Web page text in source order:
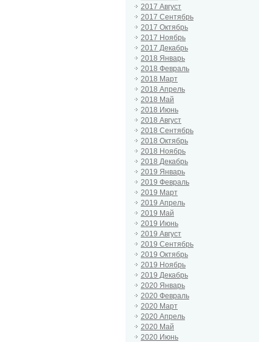
2017 Август
2017 Сентябрь
2017 Октябрь
2017 Ноябрь
2017 Декабрь
2018 Январь
2018 Февраль
2018 Март
2018 Апрель
2018 Май
2018 Июнь
2018 Август
2018 Сентябрь
2018 Октябрь
2018 Ноябрь
2018 Декабрь
2019 Январь
2019 Февраль
2019 Март
2019 Апрель
2019 Май
2019 Июнь
2019 Август
2019 Сентябрь
2019 Октябрь
2019 Ноябрь
2019 Декабрь
2020 Январь
2020 Февраль
2020 Март
2020 Апрель
2020 Май
2020 Июнь